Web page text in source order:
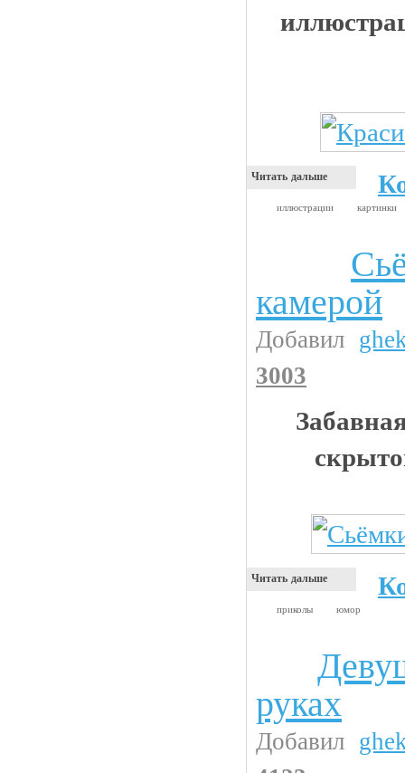
Читать дальше
иллюстрации картинки
камерой
Добавил
3003
Читать дальше
приколы юмор
руках
Добавил